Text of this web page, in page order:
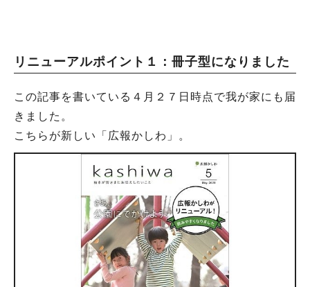
リニューアルポイント１：冊子型になりました
この記事を書いている４月２７日時点で我が家にも届
きました。
こちらが新しい「広報かしわ」。